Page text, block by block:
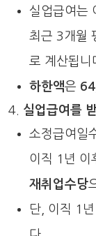
실업급여는
최근 3개월
로 계산됩니
하한액은
실업급여를
소정급여일
이직 1년 이
재취업수당
단, 이직 1